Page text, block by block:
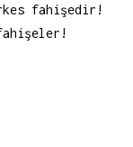
fahişedir!
fahişeler!